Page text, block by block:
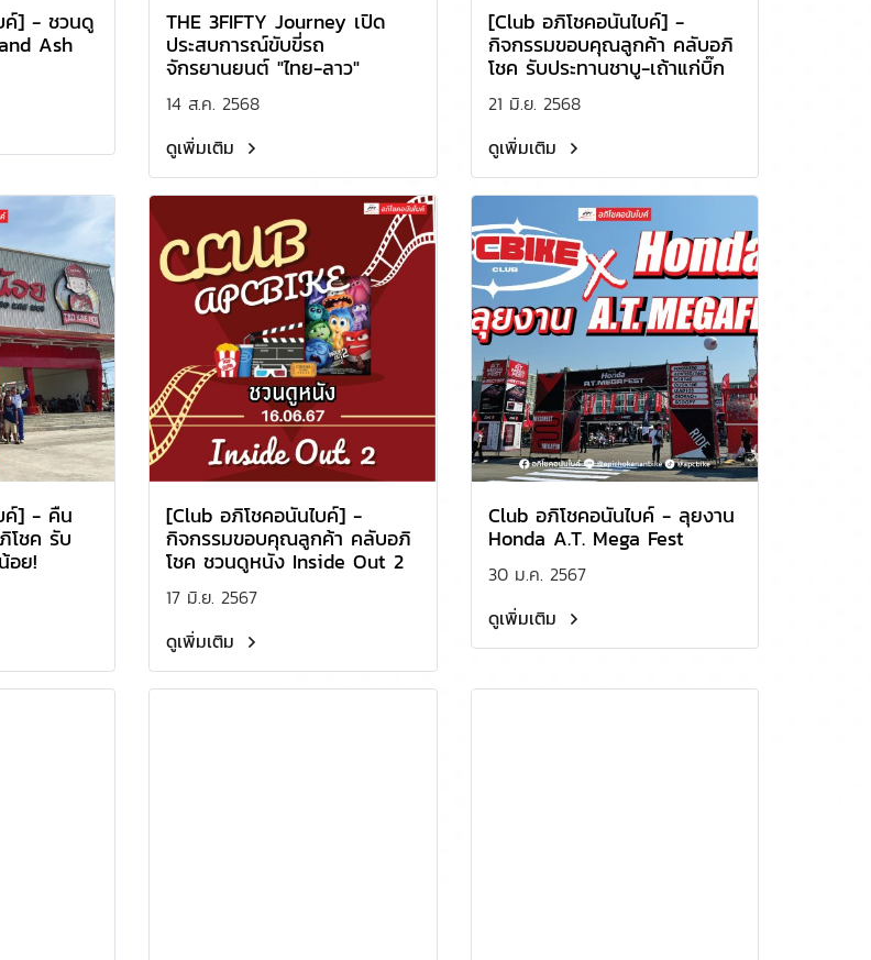
ค์] - ชวนดู
Ash
THE 3FIFTY Journey เปิด
ประสบการณ์ขับขี่รถ
จักรยานยนต์ "ไทย-ลาว"
14 ส.ค. 2568
ดูเพิ่มเติม
[Club อภิโชคอนันไบค์] -
กิจกรรมขอบคุณลูกค้า คลับอภิ
โชค รับประทานชาบู-เถ้าแก่บิ๊ก
21 มิ.ย. 2568
ดูเพิ่มเติม
ค์] - คืน
โชค รับ
อย!
[Club อภิโชคอนันไบค์] -
กิจกรรมขอบคุณลูกค้า คลับอภิ
โชค ชวนดูหนัง Inside Out 2
17 มิ.ย. 2567
ดูเพิ่มเติม
Club อภิโชคอนันไบค์ - ลุยงาน
Honda A.T. Mega Fest
30 ม.ค. 2567
ดูเพิ่มเติม